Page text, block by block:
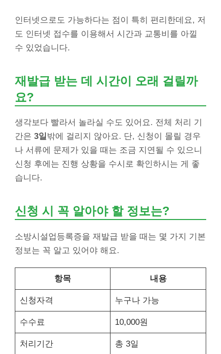
인터넷으로도 가능하다는 점이 특히 편리한데요, 저
도 인터넷 접수를 이용해서 시간과 교통비를 아낄
수 있었습니다.
재발급 받는 데 시간이 오래 걸릴까
요?
생각보다 빨라서 놀라실 수도 있어요. 전체 처리 기
간은 3일밖에 걸리지 않아요. 단, 신청이 몰릴 경우
나 서류에 문제가 있을 때는 조금 지연될 수 있으니
신청 후에는 진행 상황을 수시로 확인하시는 게 좋
습니다.
신청 시 꼭 알아야 할 정보는?
소방시설업등록증을 재발급 받을 때는 몇 가지 기본
정보는 꼭 알고 있어야 해요.
항목 내용
신청자격 누구나 가능
수수료 10,000원
처리기간 총 3일